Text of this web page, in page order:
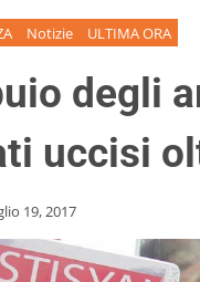
Notizie ULTIMA ORA
degli
uccisi
19, 2017